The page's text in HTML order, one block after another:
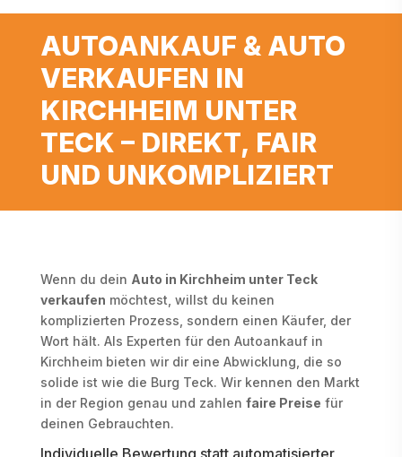
AUTOANKAUF & AUTO
VERKAUFEN IN
KIRCHHEIM UNTER
TECK – DIREKT, FAIR
UND UNKOMPLIZIERT
Wenn du dein Auto in Kirchheim unter Teck
verkaufen möchtest, willst du keinen
komplizierten Prozess, sondern einen Käufer, der
Wort hält. Als Experten für den Autoankauf in
Kirchheim bieten wir dir eine Abwicklung, die so
solide ist wie die Burg Teck. Wir kennen den Markt
in der Region genau und zahlen faire Preise für
deinen Gebrauchten.
Individuelle Bewertung statt automatisierter